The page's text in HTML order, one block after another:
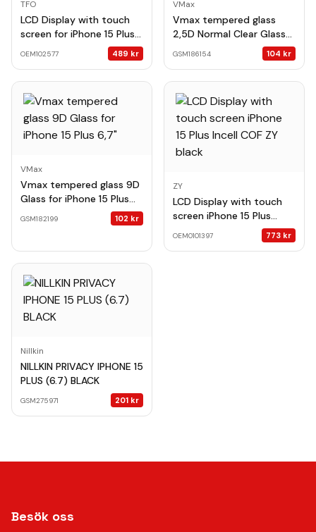
TFO
LCD Display with touch
screen for iPhone 15 Plus
OEM102577 489 kr
VMax
Vmax tempered glass
2,5D Normal Clear Glass
for iPhone 16 Plus 6,7"
GSM186154 104 kr
VMax
Vmax tempered glass 9D
Glass for iPhone 15 Plus
GSM182199 102 kr
ZY
LCD Display with touch
screen iPhone 15 Plus
OEM0101397 773 kr
Nillkin
NILLKIN PRIVACY IPHONE 15
PLUS (6.7) BLACK
GSM275971 201 kr
Besök oss